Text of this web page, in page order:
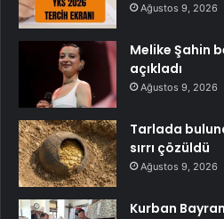
Ağustos 9, 2026
Melike Şahin
açıkladı
Ağustos 9, 2026
Tarlada
sırrı çözüldü
Ağustos 9, 2026
Kurban